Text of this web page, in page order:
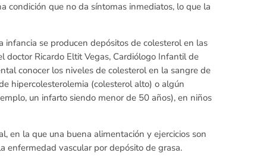
condición que no da síntomas inmediatos, lo que la
infancia se producen depósitos de colesterol en las
doctor Ricardo Eltit Vegas, Cardiólogo Infantil de
conocer los niveles de colesterol en la sangre de
hipercolesterolemia (colesterol alto) o algún
un infarto siendo menor de 50 años), en niños
en la que una buena alimentación y ejercicios son
enfermedad vascular por depósito de grasa.